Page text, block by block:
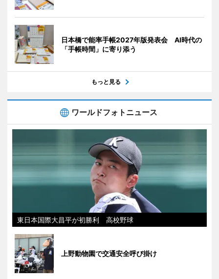
日本橋で能率手帳2027年版発表会 AI時代の
「手帳時間」に寄り添う
もっと見る
ワールドフォトニュース
東日本国際大昌平が初勝利 高校野球
上野動物園で交通安全呼び掛け